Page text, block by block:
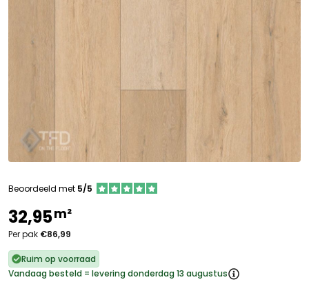
Beoordeeld met 5/5
32,95m²
Per pak €86,99
Ruim op voorraad
Vandaag besteld = levering donderdag 13 augustus